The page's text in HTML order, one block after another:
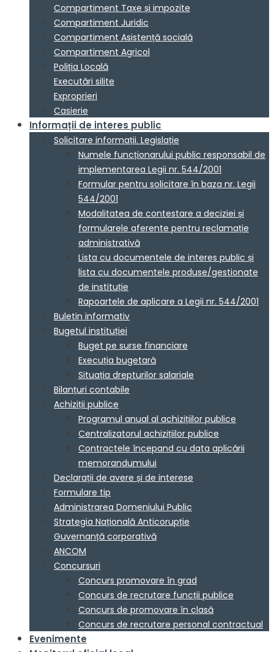
Compartiment Taxe și impozite
Compartiment Juridic
Compartiment Asistență socială
Compartiment Agricol
Poliția Locală
Executări silite
Exproprieri
Casierie
Informații de interes public
Solicitare informații. Legislație
Numele funcționarului public responsabil de
implementarea Legii nr. 544/2001
Formular pentru solicitare în baza nr. Legii
544/2001
Modalitatea de contestare a deciziei și
formularele aferente pentru reclamație
administrativă
Lista cu documentele de interes public și
lista cu documentele produse/gestionate
de instituție
Rapoartele de aplicare a Legii nr. 544/2001
Buletin informativ
Bugetul instituției
Buget pe surse financiare
Execuția bugetară
Situația drepturilor salariale
Bilanțuri contabile
Achiziții publice
Programul anual al achizițiilor publice
Centralizatorul achizițiilor publice
Contractele începand cu data aplicării
memorandumului
Declarații de avere și de interese
Formulare tip
Administrarea Domeniului Public
Strategia Națională Anticorupție
Guvernanță corporativă
ANCOM
Concursuri
Concurs promovare în grad
Concurs de recrutare funcții publice
Concurs de promovare în clasă
Concurs de recrutare personal contractual
Evenimente